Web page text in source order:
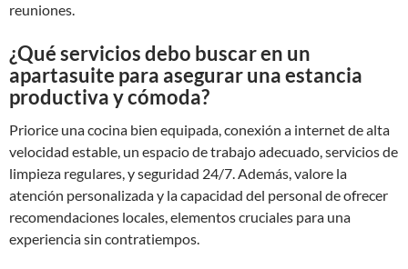
reuniones.
¿Qué servicios debo buscar en un
apartasuite para asegurar una estancia
productiva y cómoda?
Priorice una cocina bien equipada, conexión a internet de alta
velocidad estable, un espacio de trabajo adecuado, servicios de
limpieza regulares, y seguridad 24/7. Además, valore la
atención personalizada y la capacidad del personal de ofrecer
recomendaciones locales, elementos cruciales para una
experiencia sin contratiempos.